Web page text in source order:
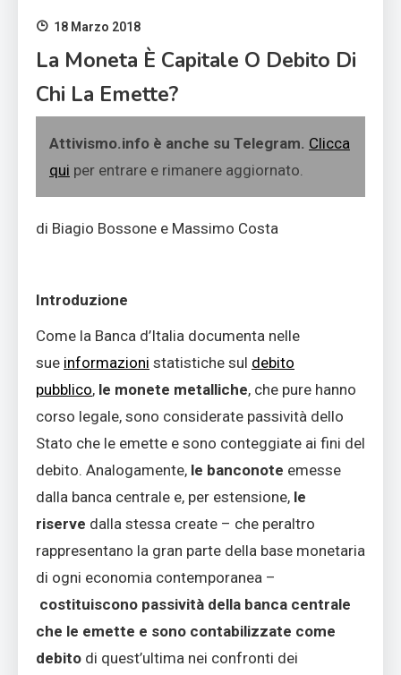
18 Marzo 2018
La Moneta È Capitale O Debito Di
Chi La Emette?
Attivismo.info è anche su Telegram. Clicca
qui per entrare e rimanere aggiornato.
di Biagio Bossone e Massimo Costa
Introduzione
Come la Banca d’Italia documenta nelle
sue informazioni statistiche sul debito
pubblico, le monete metalliche, che pure hanno
corso legale, sono considerate passività dello
Stato che le emette e sono conteggiate ai fini del
debito. Analogamente, le banconote emesse
dalla banca centrale e, per estensione, le
riserve dalla stessa create – che peraltro
rappresentano la gran parte della base monetaria
di ogni economia contemporanea –
costituiscono passività della banca centrale
che le emette e sono contabilizzate come
debito di quest’ultima nei confronti dei